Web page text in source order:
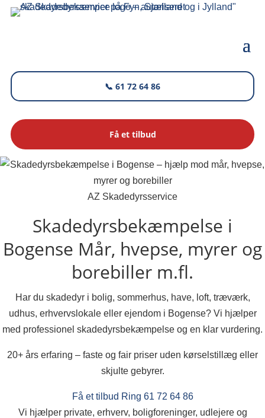
📞 61 72 64 86
Få et tilbud
AZ Skadedyrsservice
Skadedyrsbekæmpelse i
Bogense Mår, hvepse, myrer og
borebiller m.fl.
Har du skadedyr i bolig, sommerhus, have, loft, træværk,
udhus, erhvervslokale eller ejendom i Bogense? Vi hjælper
med professionel skadedyrsbekæmpelse og en klar vurdering.
20+ års erfaring – faste og fair priser uden kørselstillæg eller
skjulte gebyrer.
Få et tilbud Ring 61 72 64 86
Vi hjælper private, erhverv, boligforeninger, udlejere og